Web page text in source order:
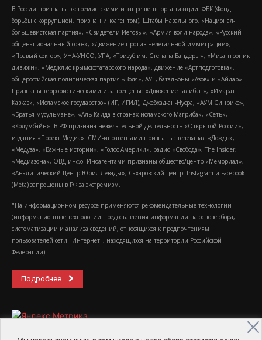
В России признаны экстремистскими и запрещены организации: ФБК (Фонд
борьбы с коррупцией, признан иноагентом), Штабы Навального, «Национал-
большевистская партия», «Свидетели Иеговы», «Армия воли народа», «Русский
общенациональный союз», «Движение против нелегальной иммиграции»,
«Правый сектор», УНА-УНСО, УПА, «Тризуб им. Степана Бандеры», «Мизантропик
дивижн», «Меджлис крымскотатарского народа», движение «Артподготовка»,
общероссийская политическая партия «Воля», АУЕ, батальоны «Азов» и «Айдар».
Признаны террористическими и запрещены: «Движение Талибан», «Имарат
Кавказ», «Исламское государство» (ИГ, ИГИЛ), Джебхад-ан-Нусра, «АУМ Синрике»,
«Братья-мусульмане», «Аль-Каида в странах исламского Магриба», «Сеть»,
«Колумбайн». В РФ признана нежелательной деятельность «Открытой России»,
издания «Проект Медиа». СМИ-иноагентами признаны: телеканал «Дождь»,
«Медуза», «Важные истории», «Голос Америки», радио «Свобода», The Insider,
«Медиазона», ОВД-инфо. Иноагентами признаны общество/центр «Мемориал»,
«Аналитический Центр Юрия Левады», Сахаровский центр. Instagram и Facebook
(Metа) запрещены в РФ за экстремизм.
"На информационном ресурсе применяются рекомендательные технологии
(информационные технологии предоставления информации на основе сбора,
систематизации и анализа сведений, относящихся к предпочтениям
пользователей сети "Интернет", находящихся на территории Российской
Федерации)".
Подробнее